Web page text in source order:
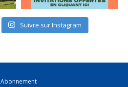
Suivre sur Instagram
Abonnement